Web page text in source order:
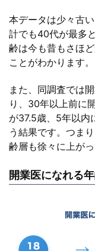
本データは少々古
計でも40代が最多
齢は今も昔もさほ
ことがわかります。
また、同調査では
り、30年以上前に
が37.5歳、5年以内
う結果です。つま
齢層も徐々に上が
開業医になれる